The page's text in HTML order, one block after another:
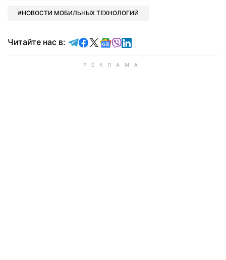
НОВОСТИ МОБИЛЬНЫХ ТЕХНОЛОГИЙ
Читайте нас в: Читайте в Telegram
Читайте в Facebook
Читайте в X
Читайте в Google news
Читайте в Viber
Читайте в LinkedIn